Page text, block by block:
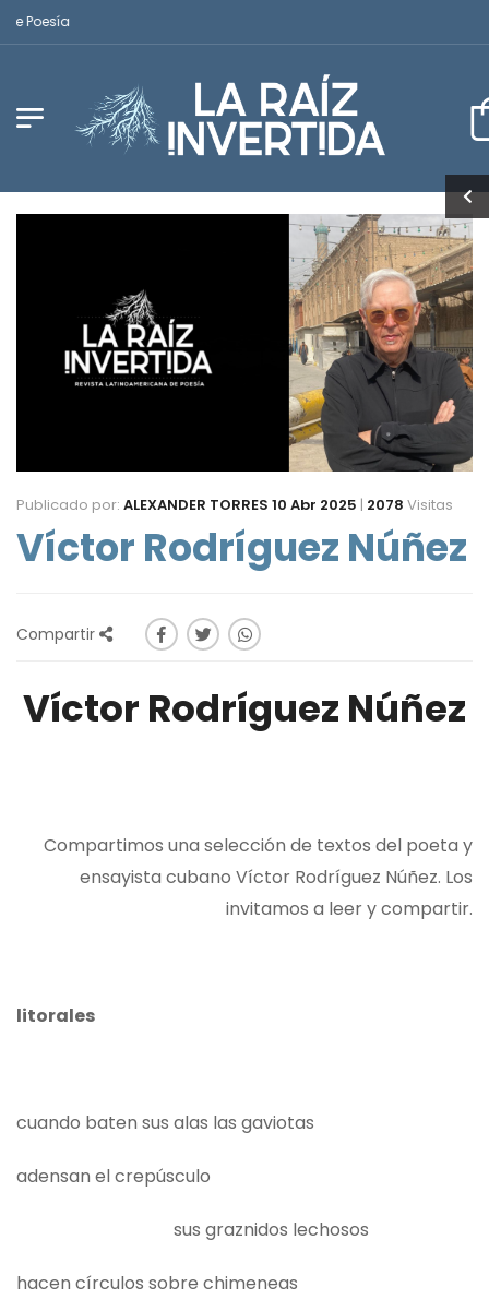
Publicado por: ALEXANDER TORRES 10 Abr 2025 | 2078 Visitas
Víctor Rodríguez Núñez
Compartir
Víctor Rodríguez Núñez
Compartimos una selección de textos del poeta y
ensayista cubano Víctor Rodríguez Núñez. Los
invitamos a leer y compartir.
litorales
cuando baten sus alas las gaviotas
adensan el crepúsculo
sus graznidos lechosos
hacen círculos sobre chimeneas